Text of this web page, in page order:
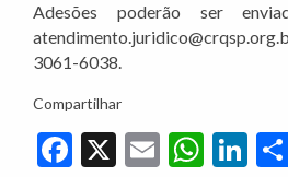
Adesões poderão ser
3061-6038.
Compartilhar
Facebook
X Email